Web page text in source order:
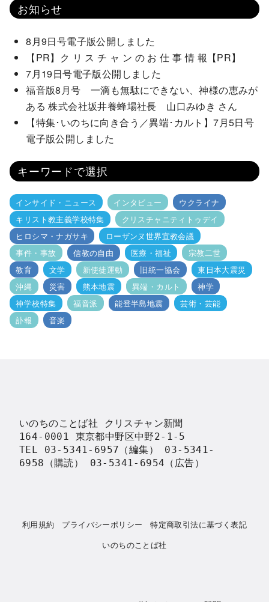
お知らせ
8月9日号電子版公開しました
【PR】ク リ ス チ ャ ン の お 仕 事 情 報【PR】
7月19日号電子版公開しました
福音版8月号 一滴も無駄にできない、神様の恵みが
ある 株式会社坂井養蜂場社長 山口みゆき さん
【特集･いのちに向き合う／異端･カルト】7月5日号
電子版公開しました
キーワードで選択
インサイド・ニュース インタビュー
ウクライナ
キリスト教主義学校特集
クリスチャニティトゥデイ
ヒロシマ・ナガサキ
ローザンヌ世界宣教会議
事件・事故
信教の自由 医療・福祉
宗教二世
教育
文学 新使徒運動 旧統一協会
東日本大震災
沖縄
災害 熊本地震 異端・カルト
神学
神学校特集
福音派 能登半島地震
芸術・芸能
訃報
音楽
いのちのことば社 クリスチャン新聞
164-0001 東京都中野区中野2-1-5
TEL 03-5341-6957（編集） 03-5341-
6958（購読） 03-5341-6954（広告）
利用規約 プライバシーポリシー
特定商取引法に基づく表記
いのちのことば社